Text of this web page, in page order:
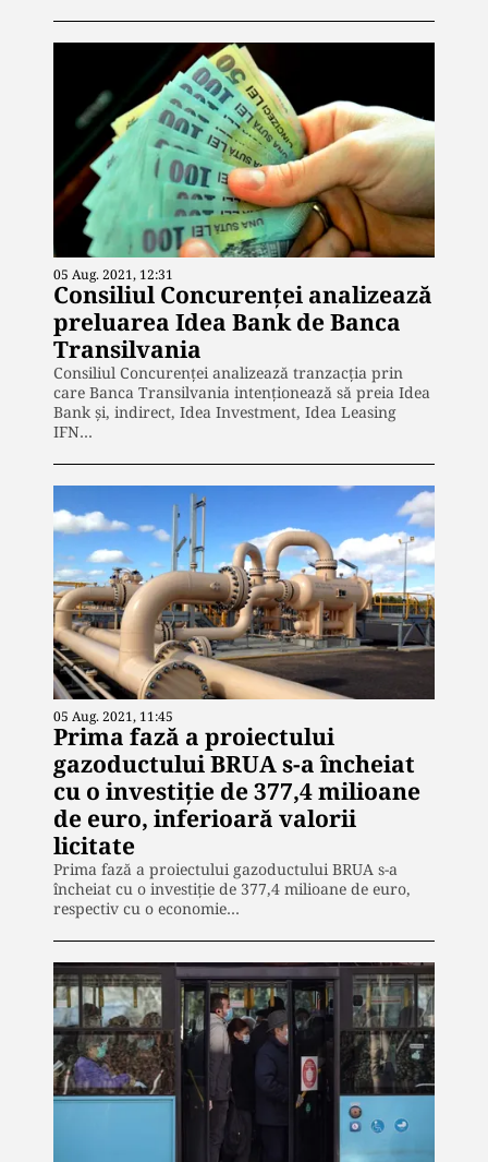
05 Aug. 2021, 12:31
Consiliul Concurenței analizează
preluarea Idea Bank de Banca
Transilvania
Consiliul Concurenţei analizează tranzacţia prin
care Banca Transilvania intenţionează să preia Idea
Bank şi, indirect, Idea Investment, Idea Leasing
IFN…
05 Aug. 2021, 11:45
Prima fază a proiectului
gazoductului BRUA s-a încheiat
cu o investiție de 377,4 milioane
de euro, inferioară valorii
licitate
Prima fază a proiectului gazoductului BRUA s-a
încheiat cu o investiție de 377,4 milioane de euro,
respectiv cu o economie…